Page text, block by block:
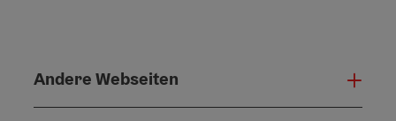
Andere Webseiten